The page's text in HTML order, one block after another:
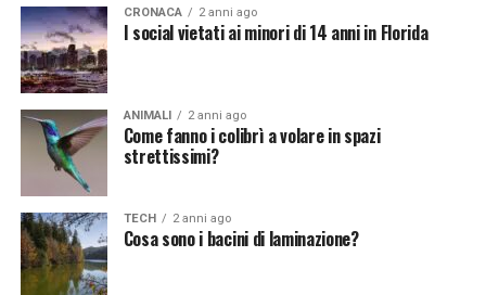
incoronata-grigia-uccelli-gru-540657/]
Continua a leggere su atuttonotizie.it
Vuoi essere sempre aggiornato e ricevere le principali
notizie del giorno?
CRONACA 2 anni ago
I social vietati ai minori di 14 anni in Florida
ANIMALI 2 anni ago
Come fanno i colibrì a volare in spazi
strettissimi?
TECH 2 anni ago
Cosa sono i bacini di laminazione?